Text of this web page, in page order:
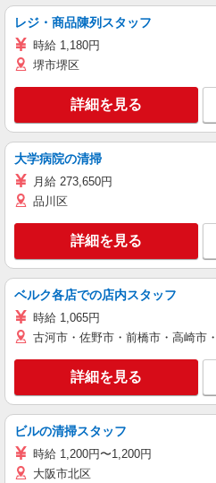
レジ・商品陳列スタッフ
時給 1,180円
堺市堺区
詳細を見る
大学病院の清掃
月給 273,650円
品川区
詳細を見る
ベルク各店での店内スタッフ
時給 1,065円
古河市・佐野市・前橋市・高崎市
詳細を見る
ビルの清掃スタッフ
時給 1,200円〜1,200円
大阪市北区